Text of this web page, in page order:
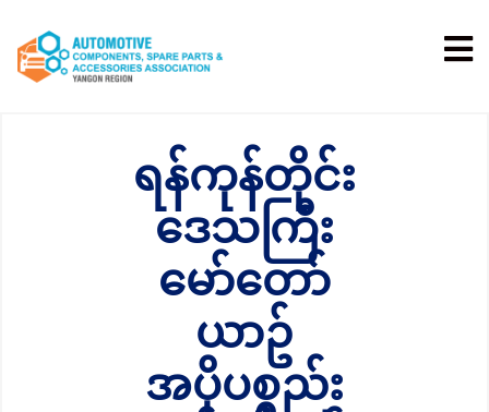
ရန်ကုန်တိုင်း
ဒေသကြီး
မော်တော်
ယာဥ်
အပိုပစ္စည်း